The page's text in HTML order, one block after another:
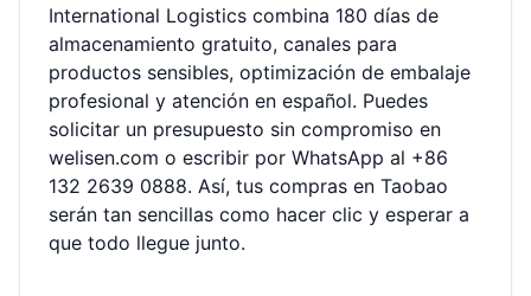
International Logistics combina 180 días de
almacenamiento gratuito, canales para
productos sensibles, optimización de embalaje
profesional y atención en español. Puedes
solicitar un presupuesto sin compromiso en
welisen.com o escribir por WhatsApp al +86
132 2639 0888. Así, tus compras en Taobao
serán tan sencillas como hacer clic y esperar a
que todo llegue junto.